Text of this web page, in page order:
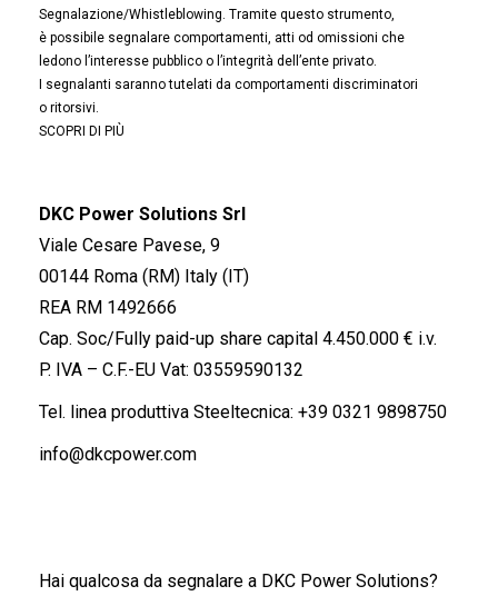
Segnalazione/Whistleblowing. Tramite questo strumento,
è possibile segnalare comportamenti, atti od omissioni che
ledono l’interesse pubblico o l’integrità dell’ente privato.
I segnalanti saranno tutelati da comportamenti discriminatori
o ritorsivi.
SCOPRI DI PIÙ
DKC Power Solutions Srl
Viale Cesare Pavese, 9
00144 Roma (RM) Italy (IT)
REA RM 1492666
Cap. Soc/Fully paid-up share capital 4.450.000 € i.v.
P. IVA – C.F.-EU Vat: 03559590132
Tel. linea produttiva Steeltecnica: +39 0321 9898750
info@dkcpower.com
Hai qualcosa da segnalare a DKC Power Solutions?